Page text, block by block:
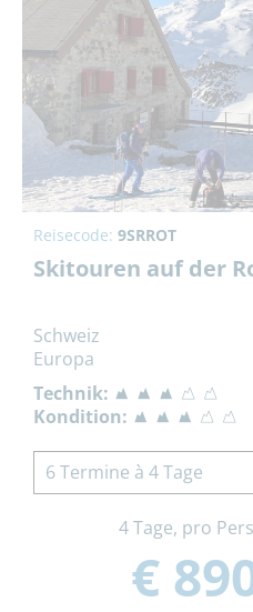
Reisecode: 9SRROT
Skitouren auf der
Schweiz
Europa
Technik:
Kondition:
6 Termine à 4 Tage
4 Tage, pro
€